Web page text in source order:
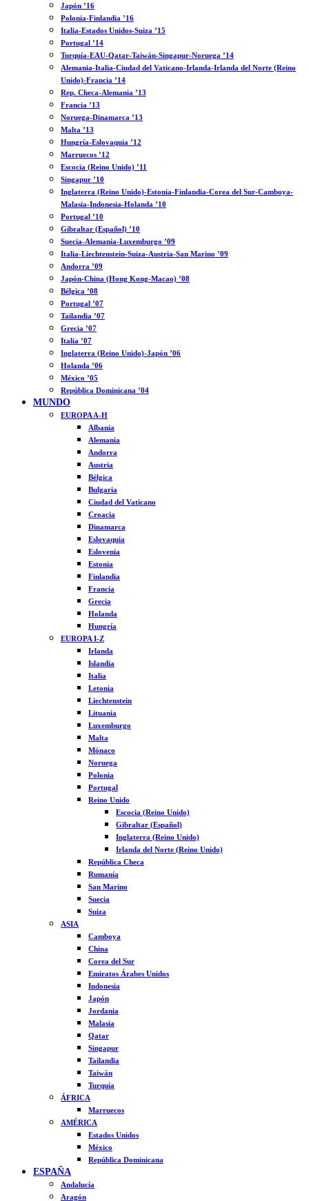
Japón ’16
Polonia-Finlandia ’16
Italia-Estados Unidos-Suiza ’15
Portugal ’14
Turquía-EAU-Qatar-Taiwán-Singapur-Noruega ’14
Alemania-Italia-Ciudad del Vaticano-Irlanda-Irlanda del Norte (Reino
Unido)-Francia ’14
Rep. Checa-Alemania ’13
Francia ’13
Noruega-Dinamarca ’13
Malta ’13
Hungría-Eslovaquia ’12
Marruecos ’12
Escocia (Reino Unido) ’11
Singapur ’10
Inglaterra (Reino Unido)-Estonia-Finlandia-Corea del Sur-Camboya-
Malasia-Indonesia-Holanda ’10
Portugal ’10
Gibraltar (Español) ’10
Suecia-Alemania-Luxemburgo ’09
Italia-Liechtenstein-Suiza-Austria-San Marino ’09
Andorra ’09
Japón-China (Hong Kong-Macao) ’08
Bélgica ’08
Portugal ’07
Tailandia ’07
Grecia ’07
Italia ’07
Inglaterra (Reino Unido)-Japón ’06
Holanda ’06
México ’05
República Dominicana ’04
MUNDO
EUROPA A-H
Albania
Alemania
Andorra
Austria
Bélgica
Bulgaria
Ciudad del Vaticano
Croacia
Dinamarca
Eslovaquia
Eslovenia
Estonia
Finlandia
Francia
Grecia
Holanda
Hungría
EUROPA I-Z
Irlanda
Islandia
Italia
Letonia
Liechtenstein
Lituania
Luxemburgo
Malta
Mónaco
Noruega
Polonia
Portugal
Reino Unido
Escocia (Reino Unido)
Gibraltar (Español)
Inglaterra (Reino Unido)
Irlanda del Norte (Reino Unido)
República Checa
Rumanía
San Marino
Suecia
Suiza
ASIA
Camboya
China
Corea del Sur
Emiratos Árabes Unidos
Indonesia
Japón
Jordania
Malasia
Qatar
Singapur
Tailandia
Taiwán
Turquía
ÁFRICA
Marruecos
AMÉRICA
Estados Unidos
México
República Dominicana
ESPAÑA
Andalucía
Aragón